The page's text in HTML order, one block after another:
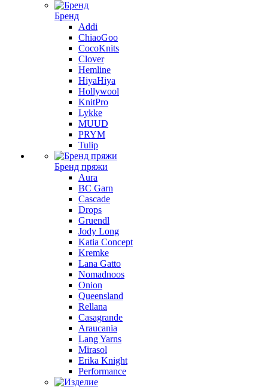
Бренд
Addi
ChiaoGoo
CocoKnits
Clover
Hemline
HiyaHiya
Hollywool
KnitPro
Lykke
MUUD
PRYM
Tulip
Бренд пряжи
Aura
BC Garn
Cascade
Drops
Gruendl
Jody Long
Katia Concept
Kremke
Lana Gatto
Nomadnoos
Onion
Queensland
Rellana
Casagrande
Araucania
Lang Yarns
Mirasol
Erika Knight
Performance